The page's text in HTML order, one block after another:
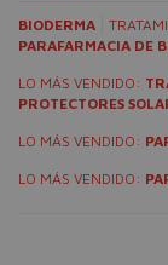
BIODERMA
PARAFARMACIA DE
LO MÁS VENDIDO:
PROTECTORES
LO MÁS VENDIDO:
LO MÁS VENDIDO: